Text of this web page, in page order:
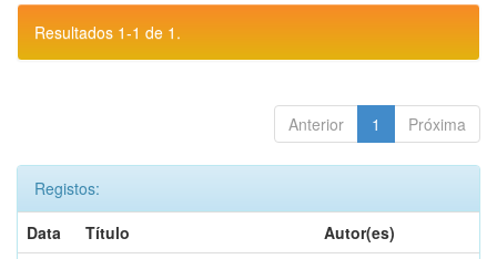
Resultados 1-1 de 1.
Anterior 1 Próxima
Registos:
Data
Título
Autor(es)